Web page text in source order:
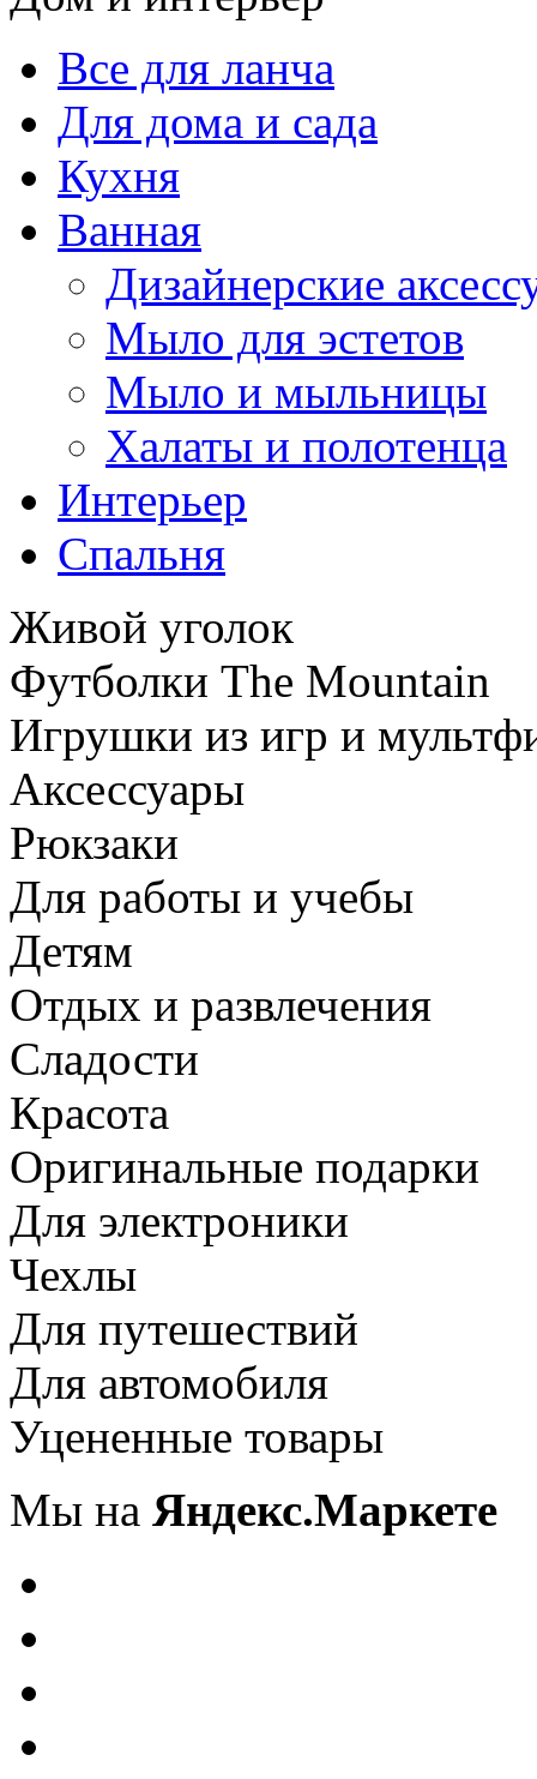
Все для ланча
Для дома и сада
Кухня
Ванная
Дизайнерские
Мыло для эстетов
Мыло и мыльницы
Халаты и полотенца
Интерьер
Спальня
Живой уголок
Футболки The Mountain
Игрушки из игр и
Аксессуары
Рюкзаки
Для работы и учебы
Детям
Отдых и развлечения
Сладости
Красота
Оригинальные подарки
Для электроники
Чехлы
Для путешествий
Для автомобиля
Уцененные товары
Мы на Яндекс.Маркете